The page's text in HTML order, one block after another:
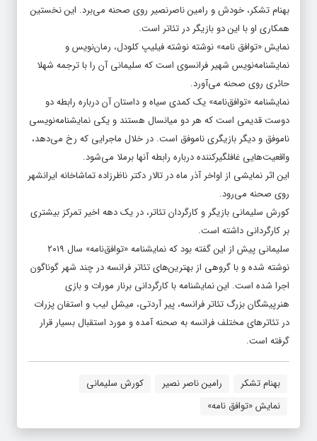
بهنام تشکر، خودش و رامین ناصرنصیر روی صحنه می‌برد. این نخستین
همکاری او با این دو بازیگر در تئاتر است.
نمایش «توافق نامه» نوشته نوشته فیلیپ کلودل، رمان‌نویس و
نمایشنامه‌نویس شهیر فرانسوی است که سلیمانی آن را با ترجمه شهلا
حائری روی صحنه می‌آورد.
نمایشنامه «توافق‌نامه» یک کمدی سیاه و داستان آن درباره رابطه دو
دوست قدیمی است که هر دو میانسال هستند و یکی نمایشنامه‌نویسی
ناموفق و دیگر بازیگری ناموفق است. در خلال ماجرایی که رخ می‌دهد،
واقعیت‌هایی غافلگیرکننده درباره رابطه آنها برملا می‌شود.
این اثر نمایشی از اواخر آذر ماه در تالار دکتر ناظرزاده تماشاخانه ایرانشهر
روی صحنه می‌رود.
کورش سلیمانی بازیگر و کارگردان تئاتر، در یک دهه اخیر تمرکز بیشتری
بر کارگردانی داشته است.
سلیمانی پیش از این گفته بود که نمایشنامه «توافق‌نامه» سال ۲۰۱۹
نوشته شده و با گروهی از بهترین‌های تئاتر فرانسه در چند شهر گوناگون
اجرا شده است. این نمایشنامه با کارگردانی برنار مورات و بازی
هنرپیشگان بزرگ تئاتر فرانسه، پیر آردتی، میشل لیب و استفان پزرات
در تئاترهای مختلف فرانسه به صحنه آمده و مورد استقبال بسیار قرار
گرفته است.
بهنام تشکر رامین ناصر نصیر
کورش سلیمانی
نمایش «توافق نامه»